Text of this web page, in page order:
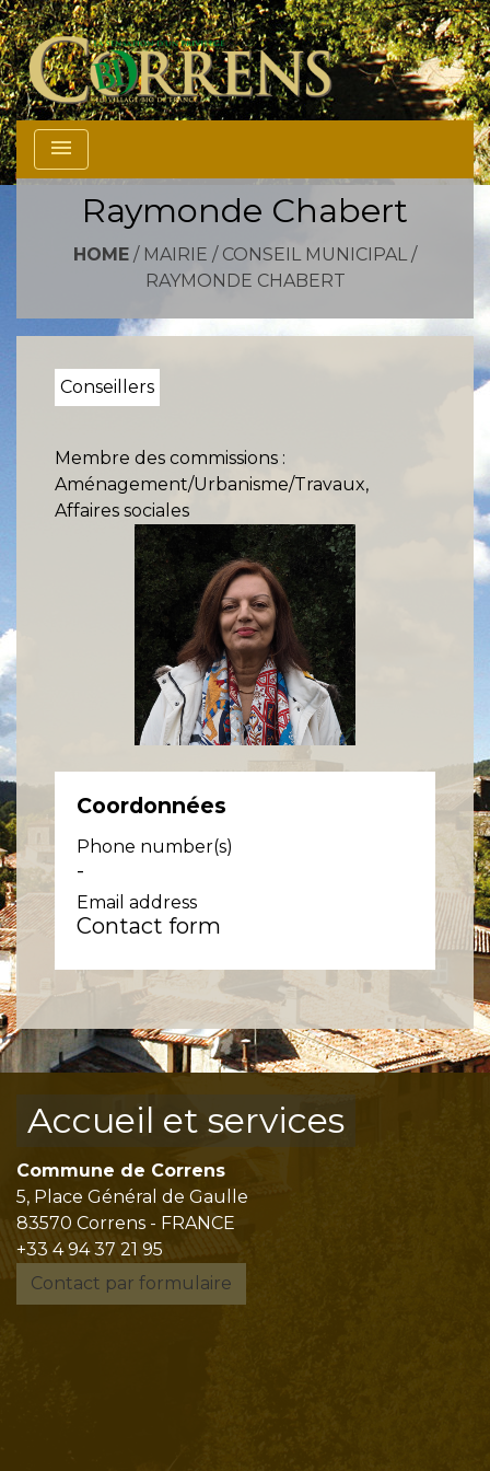
menu
Raymonde Chabert
HOME / MAIRIE / CONSEIL MUNICIPAL/
RAYMONDE CHABERT
Conseillers
Membre des commissions :
Aménagement/Urbanisme/Travaux,
Affaires sociales
Coordonnées
Phone number(s)
-
Email address
Contact form
Accueil et services
Commune de Correns
5, Place Général de Gaulle
83570 Correns - FRANCE
+33 4 94 37 21 95
Contact par formulaire